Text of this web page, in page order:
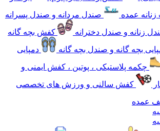
زنانه عمده
صندل مردانه و صندل پسرانه
زنانه و صندل دخترانه
کفش بچه گانه
بچه گانه و صندل بچه گانه
دمپایی
چکمه پلاستیکی ، پوتین ، کفش ایمنی و
کفش سالنی و ورزش های تخصصی
عمده